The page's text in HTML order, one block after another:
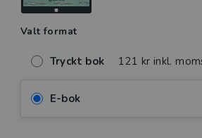
Valt format
Tryckt bok 121 kr inkl.
E-bok